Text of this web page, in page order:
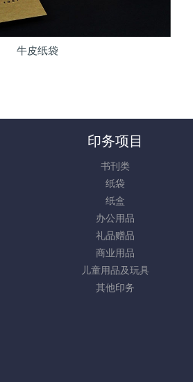
牛皮纸袋
印务项目
书刊类
纸袋
纸盒
办公用品
礼品赠品
商业用品
儿童用品及玩具
其他印务